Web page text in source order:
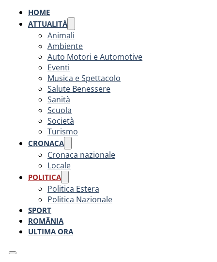
HOME
ATTUALITÀ
Animali
Ambiente
Auto Motori e Automotive
Eventi
Musica e Spettacolo
Salute Benessere
Sanità
Scuola
Società
Turismo
CRONACA
Cronaca nazionale
Locale
POLITICA
Politica Estera
Politica Nazionale
SPORT
ROMÂNIA
ULTIMA ORA